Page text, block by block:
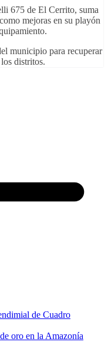
675 de El Cerrito, suma
mejoras en su playón
municipio para recuperar
distritos.
de Cuadro
oro en la Amazonía